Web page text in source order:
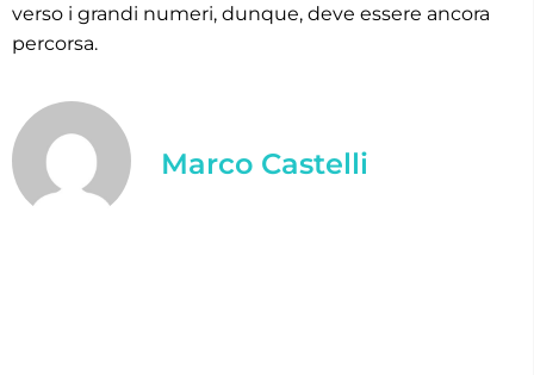
verso i grandi numeri, dunque, deve essere ancora
percorsa.
Marco Castelli